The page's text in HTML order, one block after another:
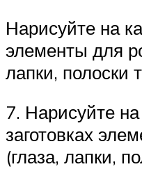
Нарисуйте на
элементы для
лапки, полоски
7. Нарисуйте
заготовках
(глаза, лапки,